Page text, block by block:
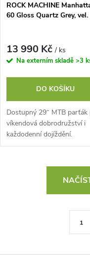
ROCK MACHINE
60 Gloss Quartz Grey, vel.
13 990 Kč/ ks
Na externím skladě >3
DO KOŠÍKU
Dostupný 29“ MTB parťák
víkendová dobrodružství i
každodenní dojíždění.
Ergonomie zaměřená na
nabízejí snadné zatáčení...
1